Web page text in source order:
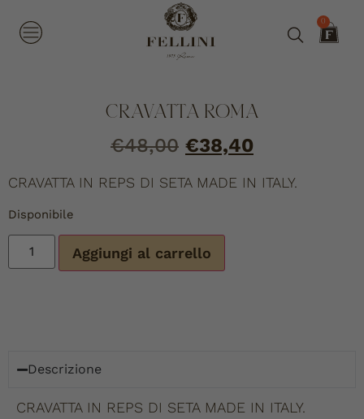
0
CRAVATTA ROMA
€48,00 €38,40
CRAVATTA IN REPS DI SETA MADE IN ITALY.
Disponibile
Aggiungi al carrello
Descrizione
CRAVATTA IN REPS DI SETA MADE IN ITALY.